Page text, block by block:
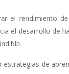
el rendimiento
el desarrollo de
de